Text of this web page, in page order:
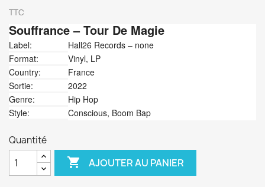
TTC
Souffrance‎– Tour De Magie
Label:
Hall26 Records ‎– none
Format:
Vinyl, LP
Country:
France
Sortie:
2022
Genre:
Hip Hop
Style:
Conscious, Boom Bap
Quantité
 AJOUTER AU PANIER